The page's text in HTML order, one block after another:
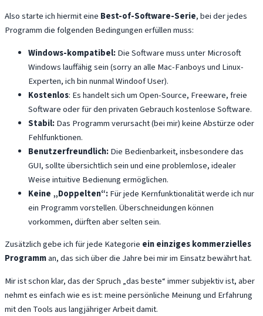
Also starte ich hiermit eine Best-of-Software-Serie, bei der jedes
Programm die folgenden Bedingungen erfüllen muss:
Windows-kompatibel:Die Software muss unter Microsoft
Windows lauffähig sein (sorry an alle Mac-Fanboys und Linux-
Experten, ich bin nunmal Windoof User).
Kostenlos: Es handelt sich um Open-Source, Freeware, freie
Software oder für den privaten Gebrauch kostenlose Software.
Stabil:Das Programm verursacht (bei mir) keine Abstürze oder
Fehlfunktionen.
Benutzerfreundlich:Die Bedienbarkeit, insbesondere das
GUI, sollte übersichtlich sein und eine problemlose, idealer
Weise intuitive Bedienung ermöglichen.
Keine „Doppelten“:Für jede Kernfunktionalität werde ich nur
ein Programm vorstellen. Überschneidungen können
vorkommen, dürften aber selten sein.
Zusätzlich gebe ich für jede Kategorie ein einziges kommerzielles
Programman, das sich über die Jahre bei mir im Einsatz bewährt hat.
Mir ist schon klar, das der Spruch „das beste“ immer subjektiv ist, aber
nehmt es einfach wie es ist: meine persönliche Meinung und Erfahrung
mit den Tools aus langjähriger Arbeit damit.